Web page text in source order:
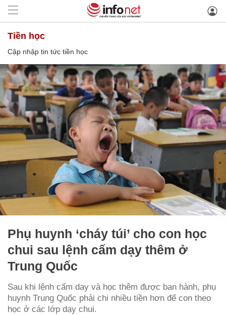
tiền học
Cập nhập tin tức tiền học
Phụ huynh ‘cháy túi’ cho con học
chui sau lệnh cấm dạy thêm ở
Trung Quốc
Sau khi lệnh cấm dạy và học thêm được ban hành, phụ
huynh Trung Quốc phải chi nhiều tiền hơn để con theo
học ở các lớp dạy chui.